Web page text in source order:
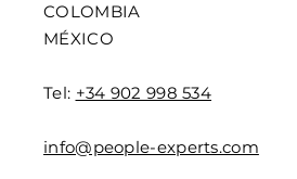
COLOMBIA
MÉXICO
Tel: +34 902 998 534
info@people-experts.com